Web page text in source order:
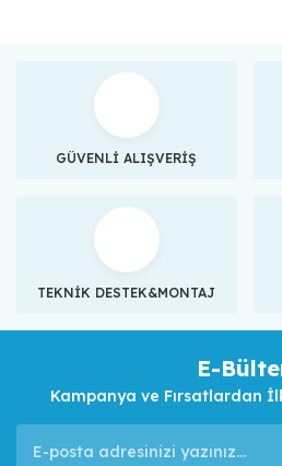
GÜVENLİ ALIŞVERİŞ
TEKNİK DESTEK&MONTAJ
E-
Kampanya ve Fırsatlardan